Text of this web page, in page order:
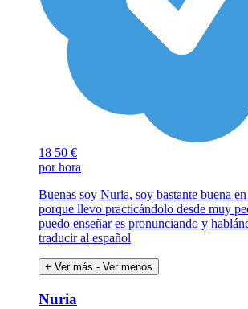
18 50 €
por hora
Buenas soy Nuria, soy bastante buena
porque llevo practicándolo desde muy
puedo enseñar es pronunciando y
traducir al español
+ Ver más - Ver menos
Nuria